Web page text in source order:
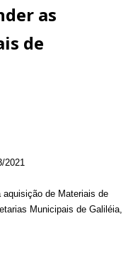
as
de
2021
de Materiais de
Municipais de Galiléia,